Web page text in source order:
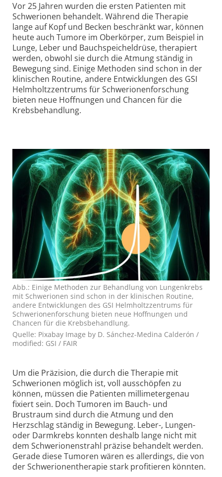
Vor 25 Jahren wurden die ersten Patienten mit
Schwerionen behandelt. Während die Therapie
lange auf Kopf und Becken beschränkt war, können
heute auch Tumore im Oberkörper, zum Beispiel in
Lunge, Leber und Bauchspeicheldrüse, therapiert
werden, obwohl sie durch die Atmung ständig in
Bewegung sind. Einige Methoden sind schon in der
klinischen Routine, andere Entwicklungen des GSI
Helmholtzzentrums für Schwerionenforschung
bieten neue Hoffnungen und Chancen für die
Krebsbehandlung.
Abb.: Einige Methoden zur Behandlung von Lungenkrebs
mit Schwerionen sind schon in der klinischen Routine,
andere Entwicklungen des GSI Helmholtzzentrums für
Schwerionenforschung bieten neue Hoffnungen und
Chancen für die Krebsbehandlung.
Quelle: Pixabay Image by D. Sánchez-Medina Calderón /
modified: GSI / FAIR
Um die Präzision, die durch die Therapie mit
Schwerionen möglich ist, voll ausschöpfen zu
können, müssen die Patienten millimetergenau
fixiert sein. Doch Tumoren im Bauch- und
Brustraum sind durch die Atmung und den
Herzschlag ständig in Bewegung. Leber-, Lungen-
oder Darmkrebs konnten deshalb lange nicht mit
dem Schwerionenstrahl präzise behandelt werden.
Gerade diese Tumoren wären es allerdings, die von
der Schwerionentherapie stark profitieren könnten.